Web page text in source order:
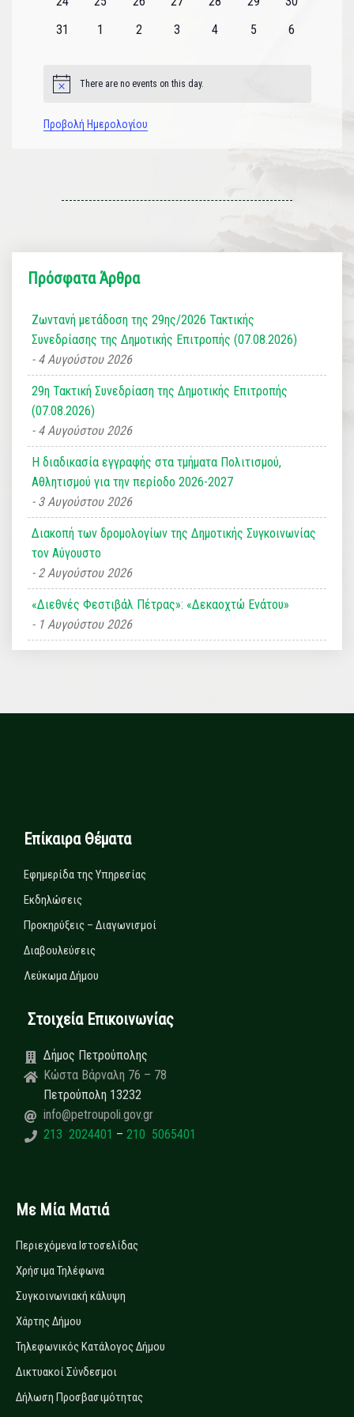
0
31
0
1
0
2
0
3
0
4
0
5
0
6
Notice There are no events on this day.
Προβολή Ημερολογίου
Πρόσφατα Άρθρα
Ζωντανή μετάδοση της 29ης/2026 Τακτικής
Συνεδρίασης της Δημοτικής Επιτροπής (07.08.2026)
4 Αυγούστου 2026
29η Τακτική Συνεδρίαση της Δημοτικής Επιτροπής
(07.08.2026)
4 Αυγούστου 2026
Η διαδικασία εγγραφής στα τμήματα Πολιτισμού,
Αθλητισμού για την περίοδο 2026-2027
3 Αυγούστου 2026
Διακοπή των δρομολογίων της Δημοτικής Συγκοινωνίας
τον Αύγουστο
2 Αυγούστου 2026
«Διεθνές Φεστιβάλ Πέτρας»: «Δεκαοχτώ Ενάτου»
1 Αυγούστου 2026
Επίκαιρα Θέματα
Εφημερίδα της Υπηρεσίας
Εκδηλώσεις
Προκηρύξεις – Διαγωνισμοί
Διαβουλεύσεις
Λεύκωμα Δήμου
Στοιχεία Επικοινωνίας
Δήμος Πετρούπολης
Κώστα Βάρναλη 76 – 78
Πετρούπολη 13232
info@petroupoli.gov.gr
213 2024401 – 210 5065401
Με Μία Ματιά
Περιεχόμενα Ιστοσελίδας
Χρήσιμα Τηλέφωνα
Συγκοινωνιακή κάλυψη
Χάρτης Δήμου
Τηλεφωνικός Κατάλογος Δήμου
Δικτυακοί Σύνδεσμοι
Δήλωση Προσβασιμότητας